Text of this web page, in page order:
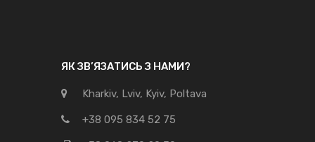
ЯК ЗВ’ЯЗАТИСЬ З НАМИ?
Kharkiv, Lviv, Kyiv, Poltava
+38 095 834 52 75